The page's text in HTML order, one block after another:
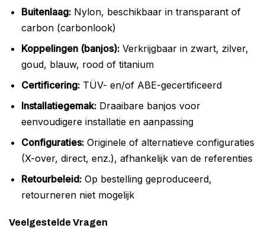
Buitenlaag:Nylon, beschikbaar in transparant of
carbon (carbonlook)
Koppelingen (banjos):Verkrijgbaar in zwart, zilver,
goud, blauw, rood of titanium
Certificering:TÜV- en/of ABE-gecertificeerd
Installatiegemak:Draaibare banjos voor
eenvoudigere installatie en aanpassing
Configuraties:Originele of alternatieve configuraties
(X-over, direct, enz.), afhankelijk van de referenties
Retourbeleid:Op bestelling geproduceerd,
retourneren niet mogelijk
Veelgestelde Vragen